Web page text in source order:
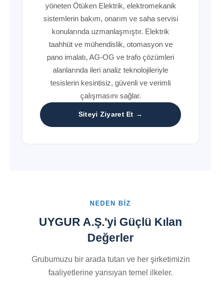
yöneten Ötüken Elektrik, elektromekanik
sistemlerin bakım, onarım ve saha servisi
konularında uzmanlaşmıştır. Elektrik
taahhüt ve mühendislik, otomasyon ve
pano imalatı, AG-OG ve trafo çözümleri
alanlarında ileri analiz teknolojileriyle
tesislerin kesintisiz, güvenli ve verimli
çalışmasını sağlar.
Siteyi Ziyaret Et →
NEDEN BIZ
UYGUR A.Ş.'yi Güçlü Kılan
Değerler
Grubumuzu bir arada tutan ve her şirketimizin
faaliyetlerine yansıyan temel ilkeler.